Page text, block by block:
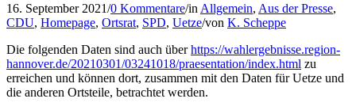
16. September 2021/0 Kommentare/in Allgemein, Aus der Presse,
CDU, Homepage, Ortsrat, SPD, Uetze/von K. Scheppe
Die folgenden Daten sind auch überhttps://wahlergebnisse.region-
hannover.de/20210301/03241018/praesentation/index.html zu
erreichen und können dort, zusammen mit den Daten für Uetze und
die anderen Ortsteile, betrachtet werden.